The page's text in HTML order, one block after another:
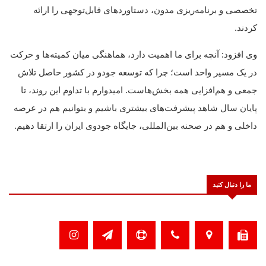
تخصصی و برنامه‌ریزی مدون، دستاوردهای قابل‌توجهی را ارائه
کردند.
وی افزود: آنچه برای ما اهمیت دارد، هماهنگی میان کمیته‌ها و حرکت
در یک مسیر واحد است؛ چرا که توسعه جودو در کشور حاصل تلاش
جمعی و هم‌افزایی همه بخش‌هاست. امیدوارم با تداوم این روند، تا
پایان سال شاهد پیشرفت‌های بیشتری باشیم و بتوانیم هم در عرصه
داخلی و هم در صحنه بین‌المللی، جایگاه جودوی ایران را ارتقا دهیم.
ما را دنبال کنید